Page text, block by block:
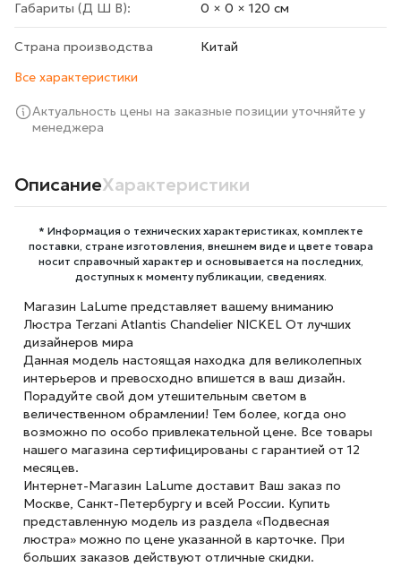
Габариты (Д Ш В): 0 × 0 × 120 cм
Страна производства
Китай
Все характеристики
Актуальность цены на заказные позиции уточняйте у
менеджера
ОписаниеХарактеристики
* Информация о технических характеристиках, комплекте
поставки, стране изготовления, внешнем виде и цвете товара
носит справочный характер и основывается на последних,
доступных к моменту публикации, сведениях.
Магазин LaLume представляет вашему вниманию
Люстра Terzani Atlantis Chandelier NICKEL От лучших
дизайнеров мира
Данная модель настоящая находка для великолепных
интерьеров и превосходно впишется в ваш дизайн.
Порадуйте свой дом утешительным светом в
величественном обрамлении! Тем более, когда оно
возможно по особо привлекательной цене. Все товары
нашего магазина сертифицированы с гарантией от 12
месяцев.
Интернет-Магазин LaLume доставит Ваш заказ по
Москве, Санкт-Петербургу и всей России. Купить
представленную модель из раздела «Подвесная
люстра» можно по цене указанной в карточке. При
больших заказов действуют отличные скидки.